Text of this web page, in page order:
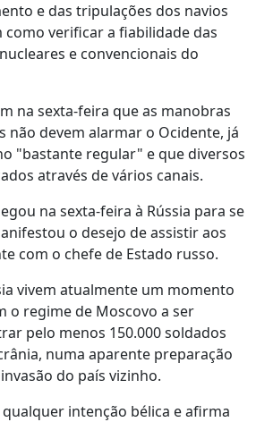
e das tripulações dos navios
como verificar a fiabilidade das
e convencionais do
na sexta-feira que as manobras
não devem alarmar o Ocidente, já
"bastante regular" e que diversos
através de vários canais.
na sexta-feira à Rússia para se
o desejo de assistir aos
com o chefe de Estado russo.
vivem atualmente um momento
o regime de Moscovo a ser
pelo menos 150.000 soldados
numa aparente preparação
do país vizinho.
intenção bélica e afirma